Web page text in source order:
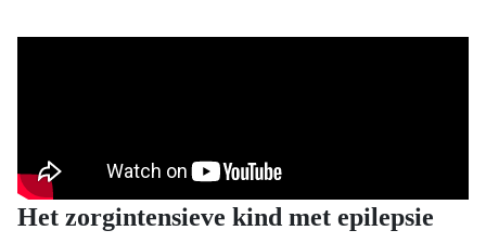
Het zorgintensieve kind met epilepsie